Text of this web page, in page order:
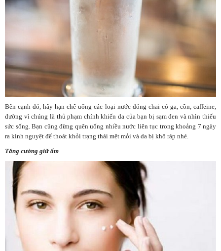
Bên cạnh đó, hãy hạn chế uống các loại nước đóng chai có ga, cồn, caffeine,
đường vì chúng là thủ phạm chính khiến da của bạn bị sạm đen và nhìn thiếu
sức sống. Bạn cũng đừng quên uống nhiều nước liên tục trong khoảng 7 ngày
ra kinh nguyệt để thoát khỏi trạng thái mệt mỏi và da bị khô ráp nhé.
Tăng cường giữ ẩm